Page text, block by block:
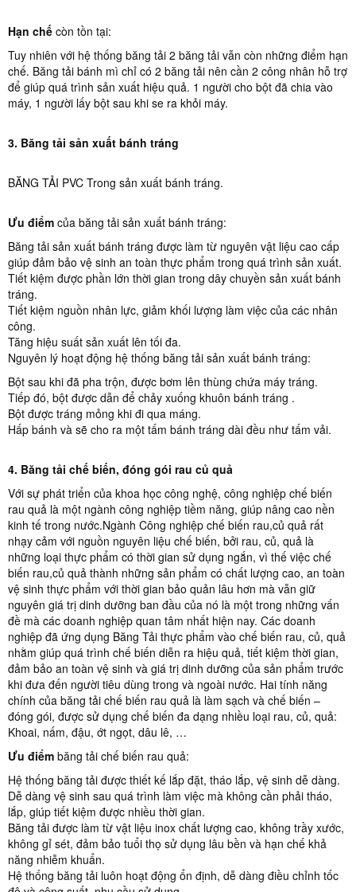
Hạn chế còn tồn tại:
Tuy nhiên với hệ thống băng tải 2 băng tải vẫn còn những điểm hạn
chế. Băng tải bánh mì chỉ có 2 băng tải nên cần 2 công nhân hỗ trợ
để giúp quá trình sản xuất hiệu quả. 1 người cho bột đã chia vào
máy, 1 người lấy bột sau khi se ra khỏi máy.
3. Băng tải sản xuất bánh tráng
BĂNG TẢI PVC Trong sản xuất bánh tráng.
Ưu điểm của băng tải sản xuất bánh tráng:
Băng tải sản xuất bánh tráng được làm từ nguyên vật liệu cao cấp
giúp đảm bảo vệ sinh an toàn thực phẩm trong quá trình sản xuất.
Tiết kiệm được phần lớn thời gian trong dây chuyền sản xuất bánh
tráng.
Tiết kiệm nguồn nhân lực, giảm khối lượng làm việc của các nhân
công.
Tăng hiệu suất sản xuất lên tối đa.
Nguyên lý hoạt động hệ thống băng tải sản xuất bánh tráng:
Bột sau khi đã pha trộn, được bơm lên thùng chứa máy tráng.
Tiếp đó, bột được dẫn để chảy xuống khuôn bánh tráng .
Bột được tráng mỏng khi đi qua máng.
Hấp bánh và sẽ cho ra một tấm bánh tráng dài đều như tấm vải.
4. Băng tải chế biến, đóng gói rau củ quả
Với sự phát triển của khoa học công nghệ, công nghiệp chế biến
rau quả là một ngành công nghiệp tiềm năng, giúp nâng cao nền
kinh tế trong nước.Ngành Công nghiệp chế biến rau,củ quả rất
nhạy cảm với nguồn nguyên liệu chế biến, bởi rau, củ, quả là
những loại thực phẩm có thời gian sử dụng ngắn, vì thế việc chế
biến rau,củ quả thành những sản phẩm có chất lượng cao, an toàn
vệ sinh thực phẩm với thời gian bảo quản lâu hơn mà vẫn giữ
nguyên giá trị dinh dưỡng ban đầu của nó là một trong những vấn
đề mà các doanh nghiệp quan tâm nhất hiện nay. Các doanh
nghiệp đã ứng dụng Băng Tải thực phẩm vào chế biến rau, củ, quả
nhằm giúp quá trình chế biến diễn ra hiệu quả, tiết kiệm thời gian,
đảm bảo an toàn vệ sinh và giá trị dinh dưỡng của sản phẩm trước
khi đưa đến người tiêu dùng trong và ngoài nước. Hai tính năng
chính của băng tải chế biến rau quả là làm sạch và chế biến –
đóng gói, được sử dụng chế biến đa dạng nhiều loại rau, củ, quả:
Khoai, nấm, đậu, ớt ngọt, dâu lê, …
Ưu điểm băng tải chế biến rau quả:
Hệ thống băng tải được thiết kế lắp đặt, tháo lắp, vệ sinh dễ dàng.
Dễ dàng vệ sinh sau quá trình làm việc mà không cần phải tháo,
lắp, giúp tiết kiệm được nhiều thời gian.
Băng tải được làm từ vật liệu inox chất lượng cao, không trầy xước,
không gỉ sét, đảm bảo tuổi thọ sử dụng lâu bền và hạn chế khả
năng nhiễm khuẩn.
Hệ thống băng tải luôn hoạt động ổn định, dễ dàng điều chỉnh tốc